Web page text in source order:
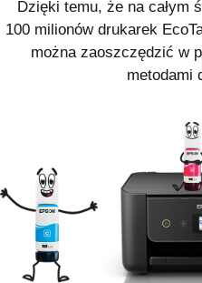
Dzięki temu, że na całym
100 milionów drukarek
można zaoszczędzić w
metodami